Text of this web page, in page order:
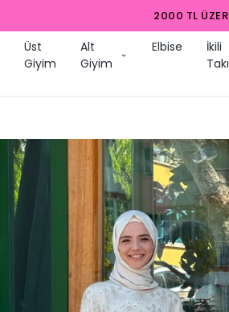
Üst
Giyim
Alt
Giyim
Elbise
İkili